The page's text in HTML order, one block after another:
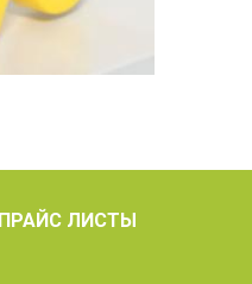
ПРАЙС ЛИСТЫ